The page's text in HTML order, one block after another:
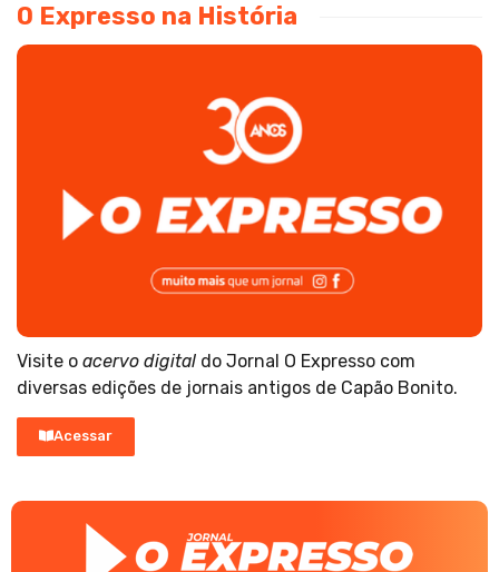
O Expresso na História
Visite o acervo digital do Jornal O Expresso com
diversas edições de jornais antigos de Capão Bonito.
Acessar